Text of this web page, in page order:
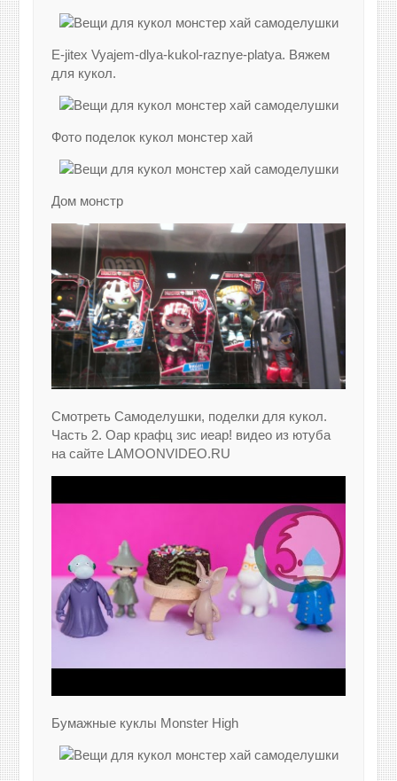
E-jitex Vyajem-dlya-kukol-raznye-platya. Вяжем
для кукол.
Фото поделок кукол монстер хай
Дом монстр
Смотреть Самоделушки, поделки для кукол.
Часть 2. Оар крафц зис иеар! видео из ютуба
на сайте LAMOONVIDEO.RU
Бумажные куклы Monster High